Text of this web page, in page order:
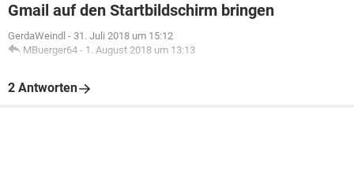
Gmail auf den Startbildschirm bringen
GerdaWeindl - 31. Juli 2018 um 15:12
MBuerger64 - 1. August 2018 um 13:13
2 Antworten